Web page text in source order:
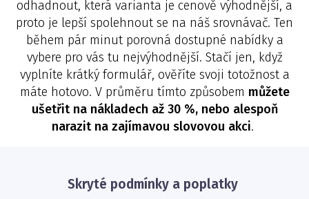
odhadnout, která varianta je cenově výhodnější, a
proto je lepší spolehnout se na náš srovnávač. Ten
během pár minut porovná dostupné nabídky a
vybere pro vás tu nejvýhodnější. Stačí jen, když
vyplníte krátký formulář, ověříte svoji totožnost a
máte hotovo. V průměru tímto způsobem můžete
ušetřit na nákladech až 30 %, nebo alespoň
narazit na zajímavou slovovou akci.
Skryté podmínky a poplatky